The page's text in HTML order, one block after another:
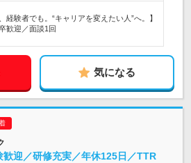
経験者でも。“キャリアを変えたい人”へ。】
歓迎／面談1回
気になる
歓迎／研修充実／年休125日／TTR